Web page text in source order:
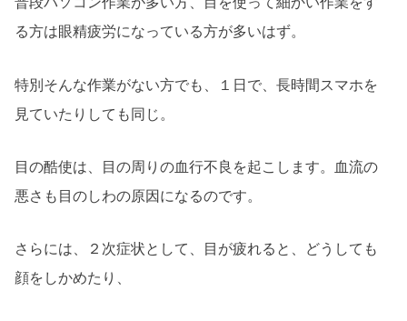
る方は眼精疲労になっている方が多いはず。
特別そんな作業がない方でも、１日で、長時間スマホを
見ていたりしても同じ。
目の酷使は、目の周りの血行不良を起こします。血流の
悪さも目のしわの原因になるのです。
さらには、２次症状として、目が疲れると、どうしても
顔をしかめたり、